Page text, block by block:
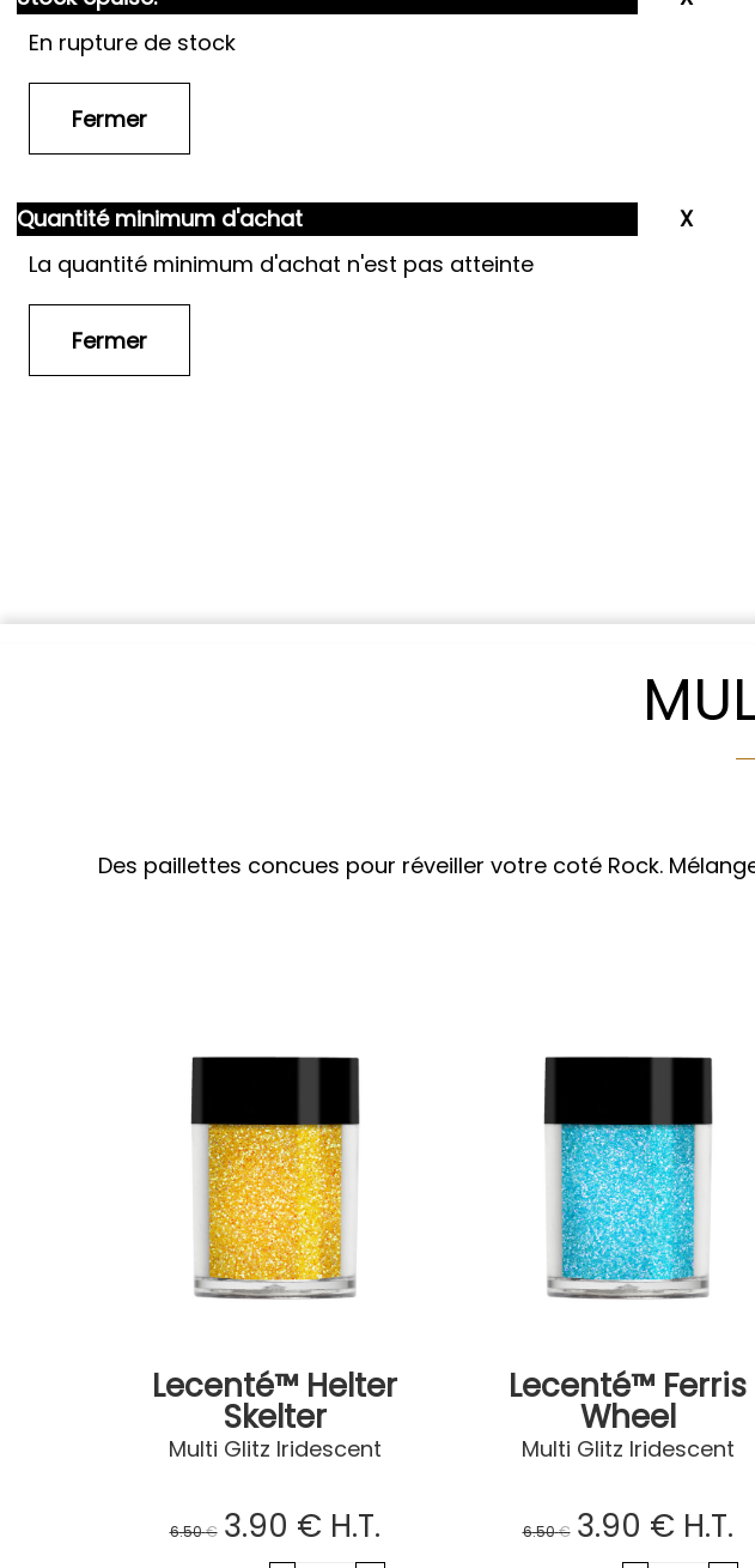
En rupture de stock
Quantité minimum d'achat
La quantité minimum d'achat n'est pas atteinte
Des paillettes concues pour réveiller votre coté Rock.
Lecenté™ Helter
Skelter
Multi Glitz Iridescent
6.50€ 3.90 € H.T.
Lecenté™ Ferris
Wheel
Multi Glitz Iridescent
6.50€ 3.90 € H.T.